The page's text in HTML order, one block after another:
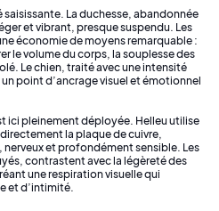
La duchesse, abandonnée
et vibrant, presque suspendu. Les
économie de moyens remarquable :
le volume du corps, la souplesse des
Le chien, traité avec une intensité
point d’ancrage visuel et émotionnel
ici pleinement déployée. Helleu utilise
la plaque de cuivre,
et profondément sensible. Les
contrastent avec la légèreté des
une respiration visuelle qui
et d’intimité.